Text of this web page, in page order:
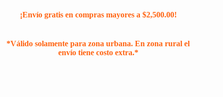
¡Envío gratis en compras mayores a $2,500.00!
*Válido solamente para zona urbana. En zona rural el
envío tiene costo extra.*